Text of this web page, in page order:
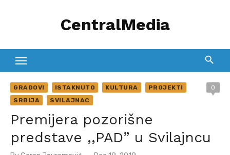
CentralMedia
GRADOVI ISTAKNUTO KULTURA
PROJEKTI
SRBIJA
SVILAJNAC
0
Premijera pozorišne
predstave ,,PAD” u Svilajncu